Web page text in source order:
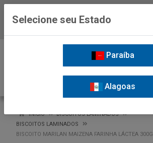
INÍCIO
BISCOITOS LAMINADOS
BISCOITOS LAMINADOS
BISCOITO MARILAN MAIZENA FARINHA LÁCTEA 300G
Selecione seu Estado
Paraíba
Alagoas